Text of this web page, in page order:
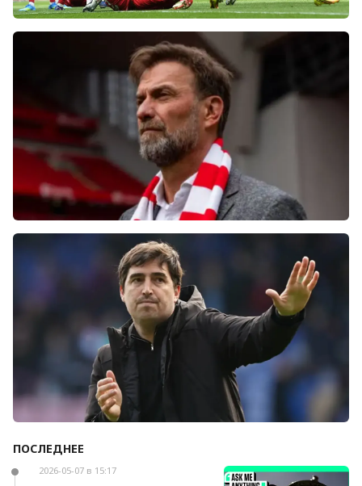
Фанаты «Ливерпуля» шокированы
неспособностью команды обыграть нынешний
Болельщики «Ливерпуля» освистали команду
после ничьей с «Челси»
Андони Ираола может возглавить «Кристал
ПОСЛЕДНЕЕ
2026-05-07 в 15:17